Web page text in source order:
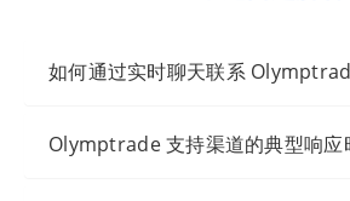
如何通过实时聊天联系
Olymptrade 支持渠道的典型响应